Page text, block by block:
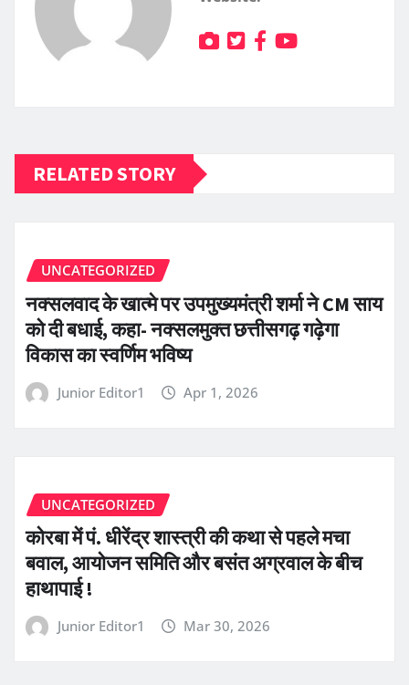
RELATED STORY
UNCATEGORIZED
नक्सलवाद के खात्मे पर उपमुख्यमंत्री शर्मा ने CM साय
को दी बधाई, कहा- नक्सलमुक्त छत्तीसगढ़ गढ़ेगा
विकास का स्वर्णिम भविष्य
Junior Editor1 Apr 1, 2026
UNCATEGORIZED
कोरबा में पं. धीरेंद्र शास्त्री की कथा से पहले मचा
बवाल, आयोजन समिति और बसंत अग्रवाल के बीच
हाथापाई !
Junior Editor1 Mar 30, 2026